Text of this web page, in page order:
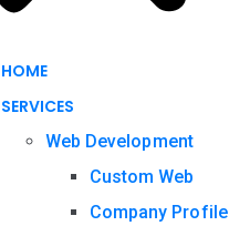
HOME
SERVICES
Web Development
Custom Web
Company Profile